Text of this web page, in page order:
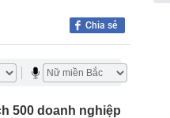
từ 18 độ
an
nhập
Chia sẻ
500 doanh nghiệp